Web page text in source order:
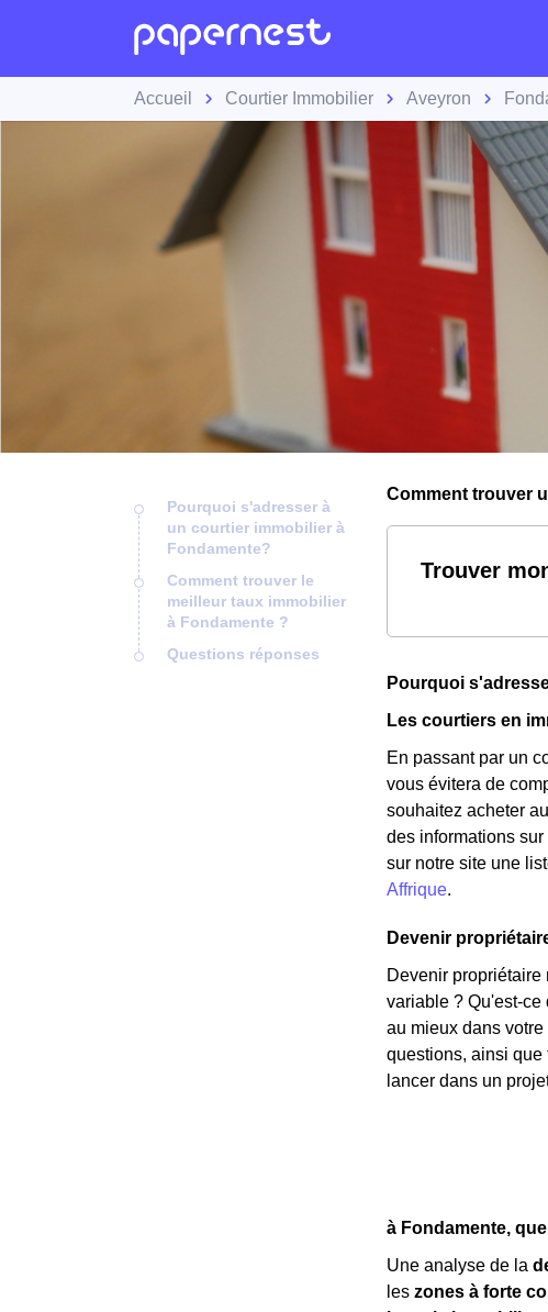
Accueil Courtier Immobilier Aveyron
Pourquoi s'adresser à
un courtier immobilier à
Fondamente?
Comment trouver le
meilleur taux immobilier
à Fondamente ?
Questions réponses
Comment trouver
Trouver
Pourquoi
Les courtiers en
En passant par un
vous évitera de
souhaitez acheter
des informations
sur notre site une
Affrique.
Devenir
Devenir propriétaire
variable ? Qu'est-ce
au mieux dans
questions, ainsi que
lancer dans un
à Fondamente,
Une analyse de la
les zones à forte